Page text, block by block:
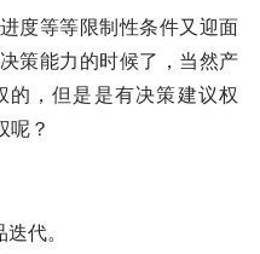
度等等限制性条件又迎面
策能力的时候了，当然产
的，但是是有决策建议权
呢？
代。